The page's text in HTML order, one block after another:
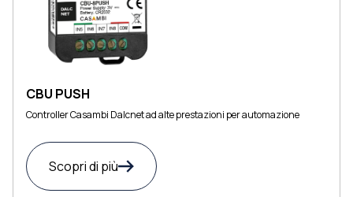
CBU PUSH
Controller Casambi Dalcnet ad alte prestazioni per automazione
Scopri di più